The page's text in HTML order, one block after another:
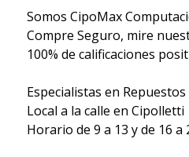
Somos CipoMax
Compre Seguro, mire
100% de calificaciones
Especialistas en
Local a la calle en Cipolletti
Horario de 9 a 13 y de 16 a